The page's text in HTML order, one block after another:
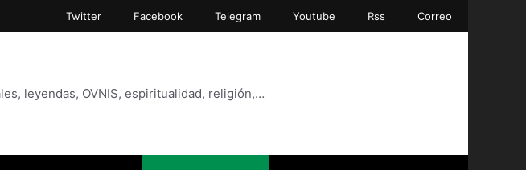
Twitter Facebook Telegram Youtube Rss Correo
leyendas, OVNIS, espiritualidad, religión,…